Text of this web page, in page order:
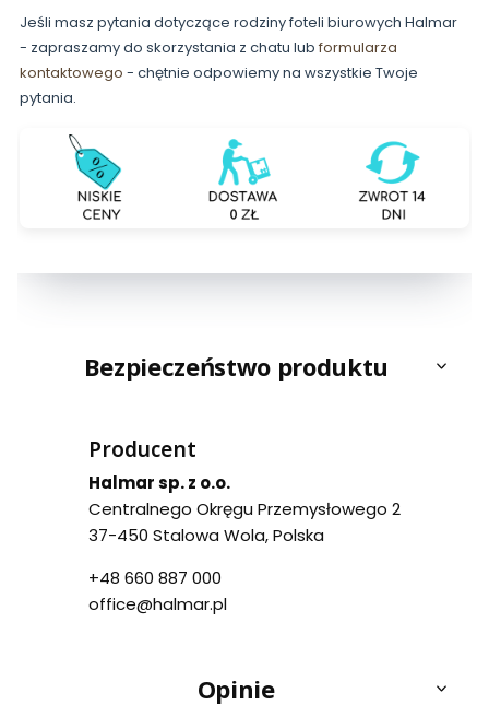
Jeśli masz pytania dotyczące rodziny foteli biurowych Halmar
- zapraszamy do skorzystania z chatu lub formularza
kontaktowego - chętnie odpowiemy na wszystkie Twoje
pytania.
Bezpieczeństwo produktu
Producent
Halmar sp. z o.o.
Centralnego Okręgu Przemysłowego 2
37-450 Stalowa Wola, Polska
+48 660 887 000
office@halmar.pl
Opinie